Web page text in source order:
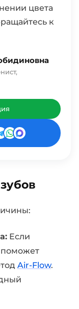
цвета
к
Если
поможет
Air-Flow.